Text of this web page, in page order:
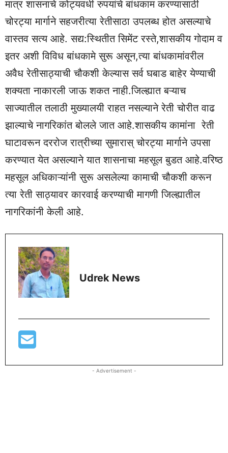
मात्र शासनाचे कोट्यवधी रुपयांचे बांधकाम करण्यासाठी
चोरट्या मार्गाने सहजरीत्या रेतीसाठा उपलब्ध होत असल्याचे
वास्तव सत्य आहे. सद्य:स्थितीत सिमेंट रस्ते,शासकीय गोदाम व
इतर अशी विविध बांधकामे सुरू असून,त्या बांधकामांवरील
अवैध रेतीसाठ्याची चौकशी केल्यास सर्व घबाड बाहेर येण्याची
शक्यता नाकारली जाऊ शकत नाही.जिल्ह्यात बऱ्याच
साज्यातील तलाठी मुख्यालयी राहत नसल्याने रेती चोरीत वाढ
झाल्याचे नागरिकांत बोलले जात आहे.शासकीय कामांना रेती
घाटावरून दररोज रात्रीच्या सुमारास् चोरट्या मार्गाने उपसा
करण्यात येत असल्याने यात शासनाचा महसूल बुडत आहे.वरिष्ठ
महसूल अधिकाऱ्यांनी सुरू असलेल्या कामाची चौकशी करून
त्या रेती साठ्यावर कारवाई करण्याची मागणी जिल्ह्यातील
नागरिकांनी केली आहे.
Udrek News
- Advertisement -